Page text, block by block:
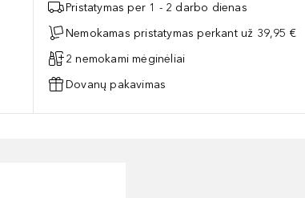
Pristatymas per 1 - 2 darbo dienas
Nemokamas pristatymas perkant už 39,95 €
2 nemokami mėginėliai
Dovanų pakavimas